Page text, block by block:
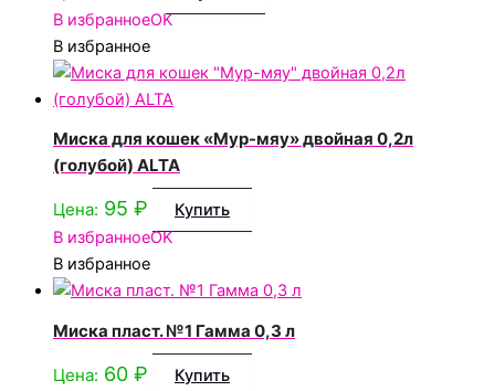
В избранноеOK
В избранное
Миска для кошек «Мур-мяу» двойная 0,2л
(голубой) ALTA
Цена: 95 ₽
Купить
В избранноеOK
В избранное
Миска пласт. №1 Гамма 0,3 л
Цена: 60 ₽
Купить